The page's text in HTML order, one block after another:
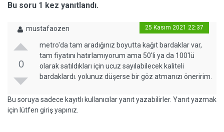
Bu soru 1 kez yanıtlandı.
mustafaozen 25 Kasım 2021 22:37
0
metro'da tam aradığınız boyutta kağıt bardaklar var,
tam fiyatını hatırlamıyorum ama 50'li ya da 100'lü
olarak satıldıkları için ucuz sayılabilecek kaliteli
bardaklardı. yolunuz düşerse bir göz atmanızı öneririm.
Bu soruya sadece kayıtlı kullanıcılar yanıt yazabilirler. Yanıt yazmak
için lütfen giriş yapınız.